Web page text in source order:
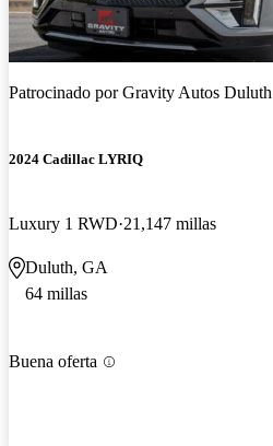
Patrocinado porGravity Autos Duluth
2024 Cadillac LYRIQ
Luxury 1 RWD 21,147 millas
Duluth, GA
64 millas
Buena oferta